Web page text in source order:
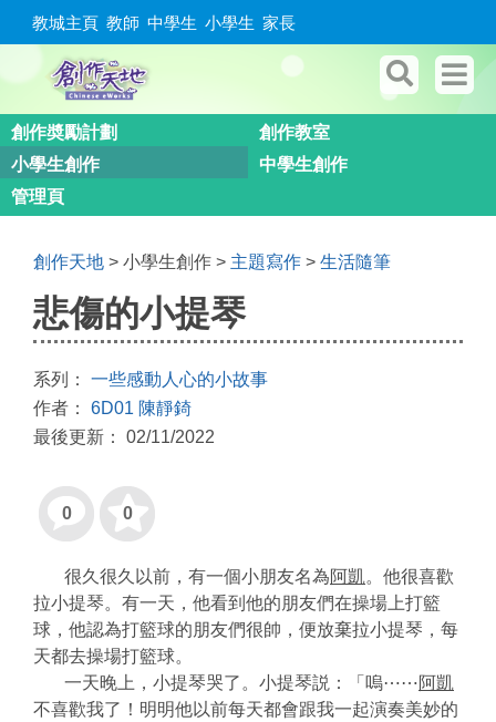
教城主頁 教師 中學生 小學生 家長
創作奬勵計劃
創作教室
小學生創作
中學生創作
管理頁
創作天地 > 小學生創作 > 主題寫作 > 生活隨筆
悲傷的小提琴
系列： 一些感動人心的小故事
作者： 6D01 陳靜錡
最後更新： 02/11/2022
0 0
很久很久以前，有一個小朋友名為阿凱。他很喜歡
拉小提琴。有一天，他看到他的朋友們在操場上打籃
球，他認為打籃球的朋友們很帥，便放棄拉小提琴，每
天都去操場打籃球。
一天晚上，小提琴哭了。小提琴説：「嗚⋯⋯阿凱
不喜歡我了！明明他以前每天都會跟我一起演奏美妙的